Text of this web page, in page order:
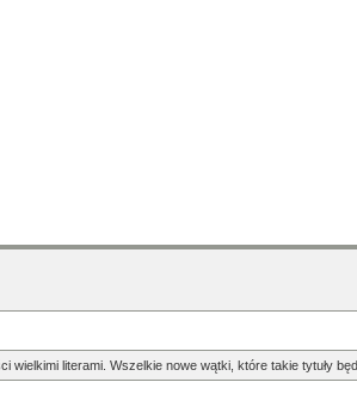
wielkimi literami. Wszelkie nowe wątki, które takie tytuły